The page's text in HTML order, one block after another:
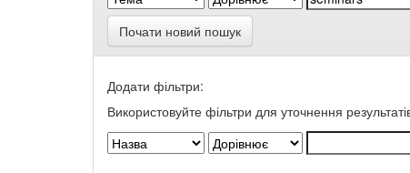
Почати новий пошук
Додати фільтри:
Використовуйте фільтри для уточнення